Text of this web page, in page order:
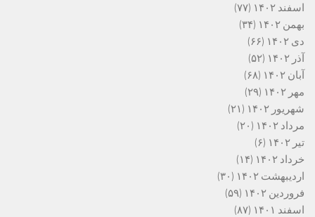
اسفند ۱۴۰۲
(۷۷)
بهمن ۱۴۰۲
(۳۴)
دی ۱۴۰۲
(۶۶)
آذر ۱۴۰۲
(۵۲)
آبان ۱۴۰۲
(۶۸)
مهر ۱۴۰۲
(۲۹)
شهریور ۱۴۰۲
(۲۱)
مرداد ۱۴۰۲
(۲۰)
تیر ۱۴۰۲
(۶)
خرداد ۱۴۰۲
(۱۴)
اردیبهشت ۱۴۰۲
(۳۰)
فروردین ۱۴۰۲
(۵۹)
اسفند ۱۴۰۱
(۸۷)